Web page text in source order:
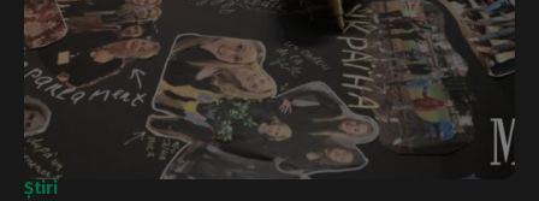
Știri